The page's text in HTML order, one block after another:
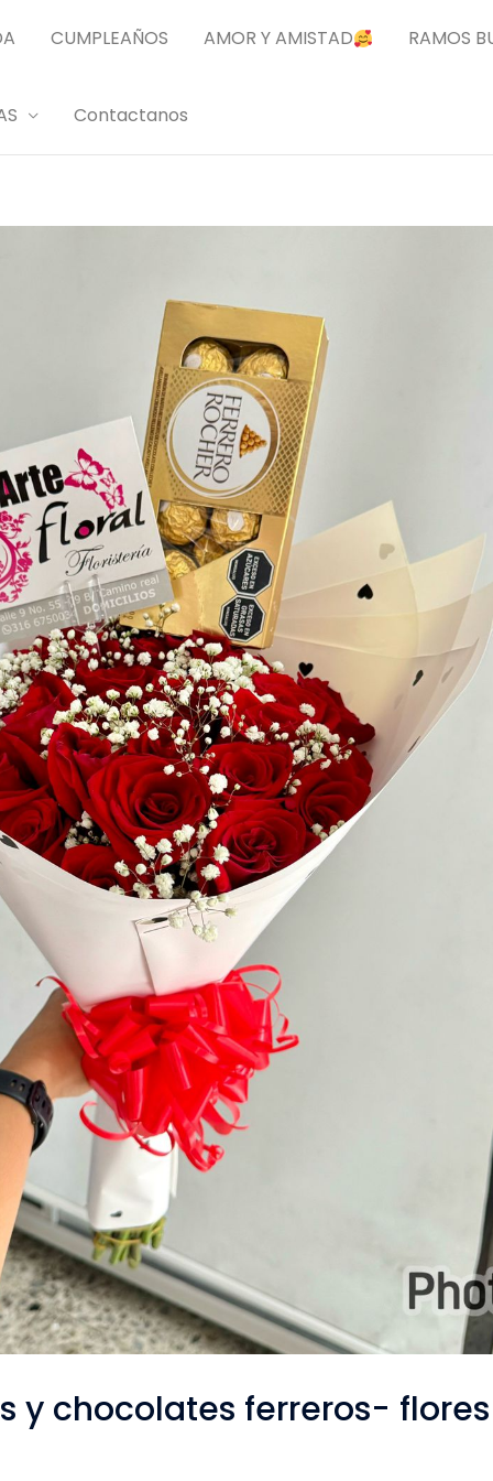
CUMPLEAÑOS AMOR Y AMISTAD RAMOS
Contactanos
y chocolates ferreros-